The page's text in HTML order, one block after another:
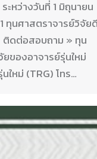
หว่างวันที่ 1 มิถุนายน
ทุนศาสตราจารย์วิจัย
ติดต่อสอบถาม » ทุน
ของอาจารย์รุ่นใหม่
ใหม่ (TRG) โทร…